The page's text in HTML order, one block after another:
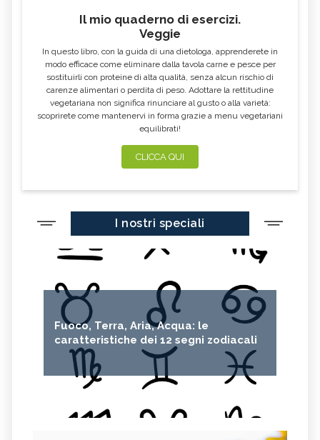
Il mio quaderno di esercizi.
Veggie
In questo libro, con la guida di una dietologa, apprenderete in
modo efficace come eliminare dalla tavola carne e pesce per
sostituirli con proteine di alta qualità, senza alcun rischio di
carenze alimentari o perdita di peso. Adottare la rettitudine
vegetariana non significa rinunciare al gusto o alla varietà:
scoprirete come mantenervi in forma grazie a menu vegetariani
equilibrati!
CLICCA QUI
I nostri speciali
Fuoco, Terra, Aria, Acqua: le
caratteristiche dei 12 segni zodiacali